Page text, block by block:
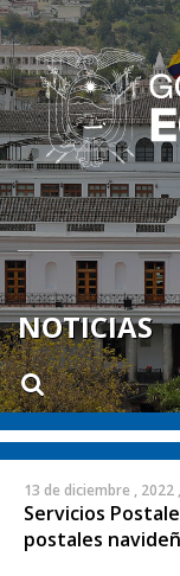
NOTICIAS
13 de diciembre , 2022
Servicios
postales